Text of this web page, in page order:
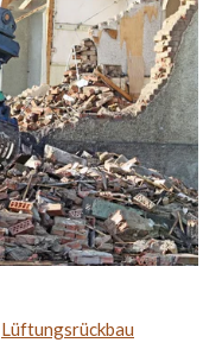
Lüftungsrückbau